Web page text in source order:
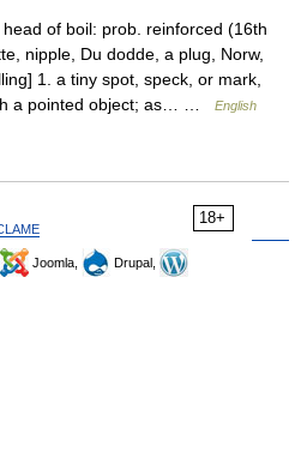
of boil: prob. reinforced (16th
nipple, Du dodde, a plug, Norw,
1. a tiny spot, speck, or mark,
a pointed object; as… …
English
18+
Joomla,
Drupal,